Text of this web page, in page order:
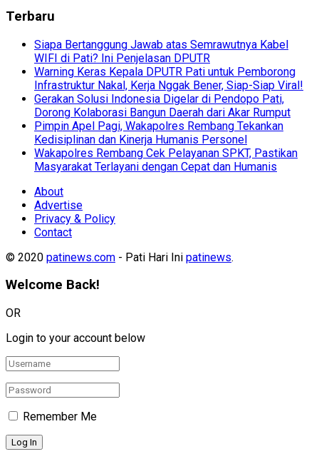
Terbaru
Siapa Bertanggung Jawab atas Semrawutnya Kabel
WIFI di Pati? Ini Penjelasan DPUTR
Warning Keras Kepala DPUTR Pati untuk Pemborong
Infrastruktur Nakal, Kerja Nggak Bener, Siap-Siap Viral!
Gerakan Solusi Indonesia Digelar di Pendopo Pati,
Dorong Kolaborasi Bangun Daerah dari Akar Rumput
Pimpin Apel Pagi, Wakapolres Rembang Tekankan
Kedisiplinan dan Kinerja Humanis Personel
Wakapolres Rembang Cek Pelayanan SPKT, Pastikan
Masyarakat Terlayani dengan Cepat dan Humanis
About
Advertise
Privacy & Policy
Contact
© 2020 patinews.com - Pati Hari Ini patinews.
Welcome Back!
OR
Login to your account below
Remember Me